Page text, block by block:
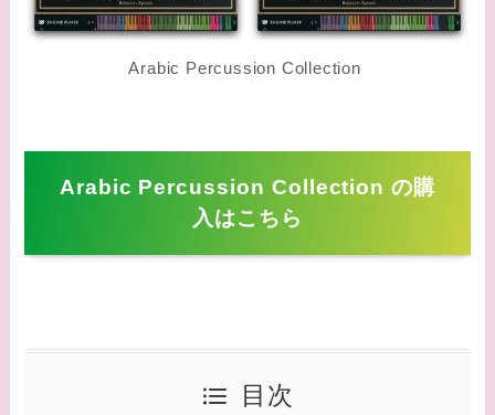
Arabic Percussion Collection
Arabic Percussion Collection の購
入はこちら
目次